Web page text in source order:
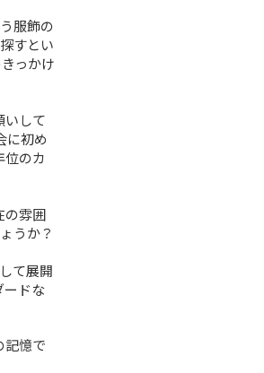
服飾の
すとい
っかけ
いして
に初め
位のカ
の雰囲
うか？
て展開
ードな
記憶で